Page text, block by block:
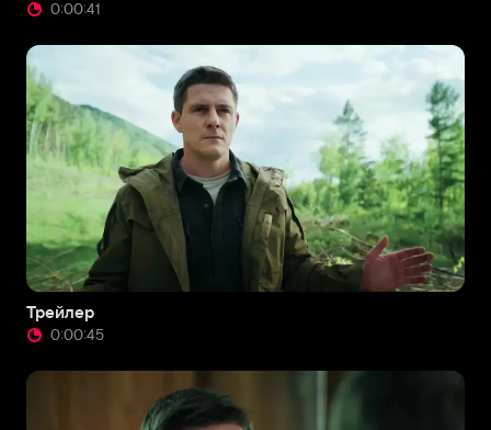
0:00:41
Трейлер
0:00:45